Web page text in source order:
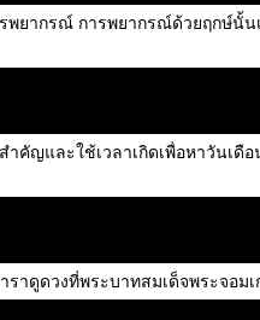
พยากรณ์ การพยากรณ์ด้วยฤก
คัญและใช้เวลาเกิดเพื่อหาวันเ
ราดูดวงที่พระบาทสมเด็จพระจ